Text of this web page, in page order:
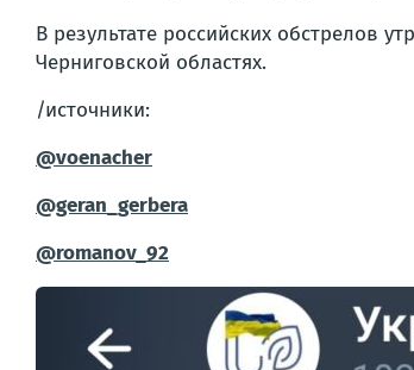
В результате российских обстрелов
Черниговской областях.
/источники:
@voenacher
@geran_gerbera
@romanov_92